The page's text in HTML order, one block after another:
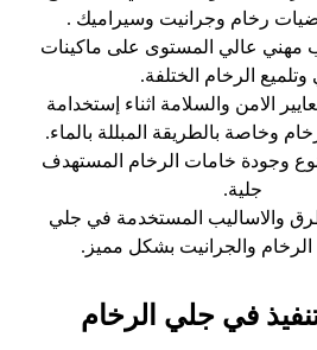
رخام وجرانيت وسيراميك .
مهني عالي المستوى على ماكينات
الرخام الختلفة.
الامن والسلامة اثناء إستخدامة
وخاصة بالطريقة المبللة بالماء.
وجودة خامات الرخام المستهدف
جلية.
والاساليب المستخدمة في جلي
الرخام والجرانيت بشكل مميز.
في جلي الرخام